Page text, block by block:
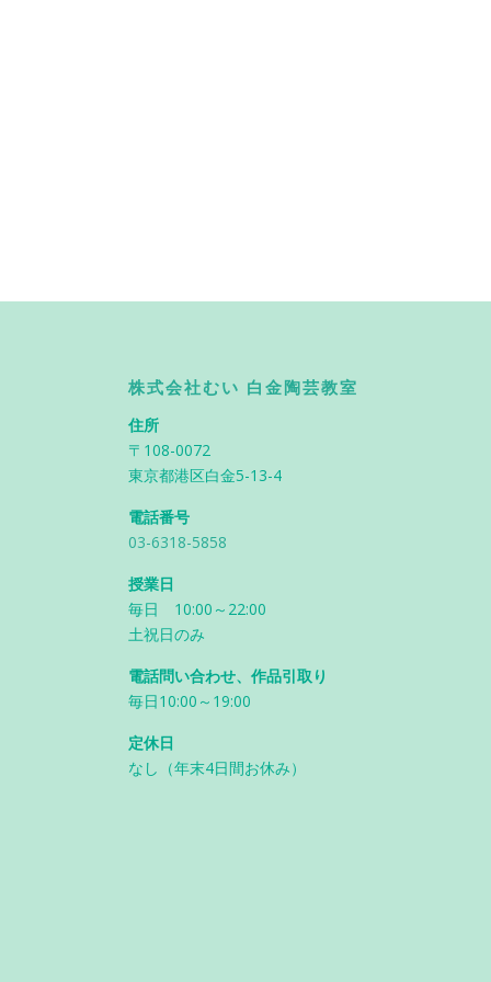
株式会社むい 白金陶芸教室
住所
〒108-0072
東京都港区白金5-13-4
電話番号
03-6318-5858
授業日
毎日 10:00～22:00
土祝日のみ
電話問い合わせ、作品引取り
毎日10:00～19:00
定休日
なし（年末4日間お休み）